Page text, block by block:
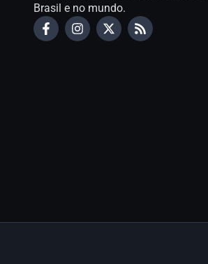
Brasil e no mundo.